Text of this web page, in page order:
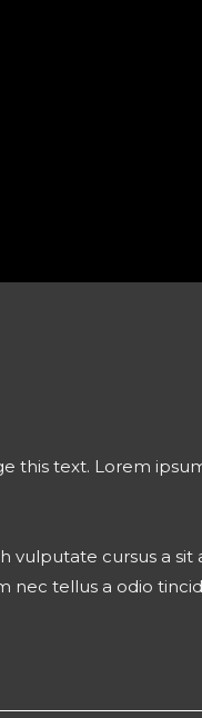
this text. Lorem
vulputate cursus a sit
nec tellus a odio